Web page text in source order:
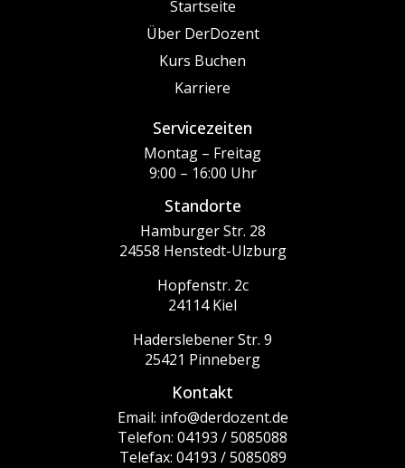
Startseite
Über DerDozent
Kurs Buchen
Karriere
Servicezeiten
Montag – Freitag
9:00 – 16:00 Uhr
Standorte
Hamburger Str. 28
24558 Henstedt-Ulzburg
Hopfenstr. 2c
24114 Kiel
Haderslebener Str. 9
25421 Pinneberg
Kontakt
Email: info@derdozent.de
Telefon: 04193 / 5085088
Telefax: 04193 / 5085089